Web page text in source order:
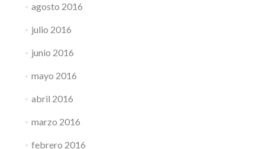
agosto 2016
julio 2016
junio 2016
mayo 2016
abril 2016
marzo 2016
febrero 2016